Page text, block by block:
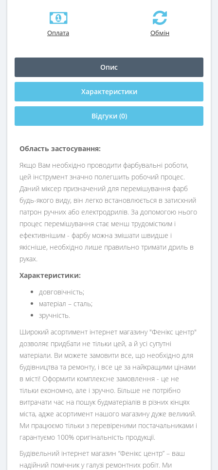
Оплата Обмін
Опис
Характеристики
Відгуки (0)
Область застосування:
Якщо Вам необхідно проводити фарбувальні роботи,
цей інструмент значно полегшить робочий процес.
Даний міксер призначений для перемішування фарб
будь-якого виду, він легко встановлюється в затискний
патрон ручних або електродрилів. За допомогою нього
процес перемішування стає менш трудомістким і
ефективнішим - фарбу можна змішати швидше і
якісніше, необхідно лише правильно тримати дриль в
руках.
Характеристики:
довговічність;
матеріал – сталь;
зручність.
Широкий асортимент інтернет магазину "Фенікс центр"
дозволяє придбати не тільки цей, а й усі супутні
матеріали. Ви можете замовити все, що необхідно для
будівництва та ремонту, і все це за найкращими цінами
в місті! Оформити комплексне замовлення - це не
тільки економно, але і зручно. Більше не потрібно
витрачати час на пошук будматеріалів в різних кінцях
міста, адже асортимент нашого магазину дуже великий.
Ми працюємо тільки з перевіреними постачальниками і
гарантуємо 100% оригінальність продукції.
Будівельний інтернет магазин “Фенікс центр” – ваш
надійний помічник у галузі ремонтних робіт. Ми